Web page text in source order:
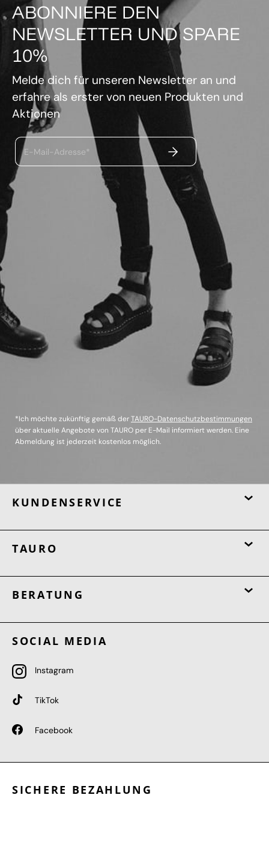
ABONNIERE DEN
NEWSLETTER UND SPARE
10%
Melde dich für unseren Newsletter an und
erfahre als erster von neuen Produkten und
Aktionen
E-Mail-Adresse* ABSENDEN
*Ich möchte zukünftig gemäß derTAURO-Datenschutzbestimmungen
über aktuelle Angebote von TAURO per E-Mail informiert werden. Eine
Abmeldung ist jederzeit kostenlos möglich.
KUNDENSERVICE
TAURO
BERATUNG
SOCIAL MEDIA
Instagram
TikTok
Facebook
SICHERE BEZAHLUNG